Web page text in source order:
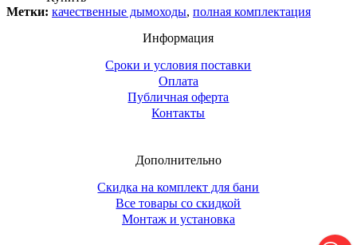
Метки: качественные дымоходы, полная комплектация
Информация
Сроки и условия поставки
Оплата
Публичная оферта
Контакты
Дополнительно
Скидка на комплект для бани
Все товары со скидкой
Монтаж и установка